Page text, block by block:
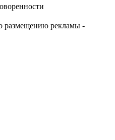
размещению рекламы -